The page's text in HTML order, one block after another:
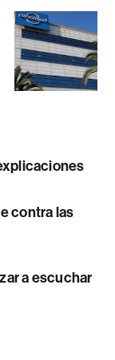
contra las
a escuchar